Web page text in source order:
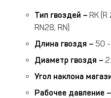
Тип гвоздей – RK
RN28, RN)
Длина гвоздя – 50
Диаметр гвоздя –
Угол наклона
Рабочее давление –